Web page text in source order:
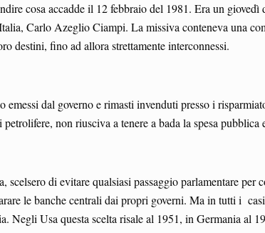
cosa accadde il 12 febbraio del 1981. Era un
Carlo Azeglio Ciampi. La missiva conteneva una
destini, fino ad allora strettamente interconnessi.
dal governo e rimasti invenduti presso i
non riusciva a tenere a bada la spesa pubblica
di evitare qualsiasi passaggio parlamentare per
le banche centrali dai propri governi. Ma in tutti i
Negli Usa questa scelta risale al 1951, in Germania al